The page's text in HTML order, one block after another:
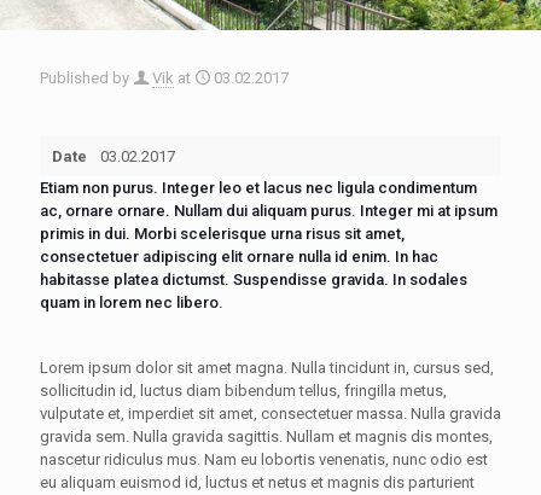
Published by Vik at 03.02.2017
Date
03.02.2017
Etiam non purus. Integer leo et lacus nec ligula condimentum
ac, ornare ornare. Nullam dui aliquam purus. Integer mi at ipsum
primis in dui. Morbi scelerisque urna risus sit amet,
consectetuer adipiscing elit ornare nulla id enim. In hac
habitasse platea dictumst. Suspendisse gravida. In sodales
quam in lorem nec libero.
Lorem ipsum dolor sit amet magna. Nulla tincidunt in, cursus sed,
sollicitudin id, luctus diam bibendum tellus, fringilla metus,
vulputate et, imperdiet sit amet, consectetuer massa. Nulla gravida
gravida sem. Nulla gravida sagittis. Nullam et magnis dis montes,
nascetur ridiculus mus. Nam eu lobortis venenatis, nunc odio est
eu aliquam euismod id, luctus et netus et magnis dis parturient